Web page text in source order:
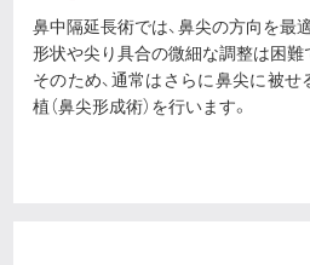
鼻中隔延長術では、鼻尖の方向を最
形状や尖り具合の微細な調整は困難
そのため、通常はさらに鼻尖に被
植（鼻尖形成術）を行います。